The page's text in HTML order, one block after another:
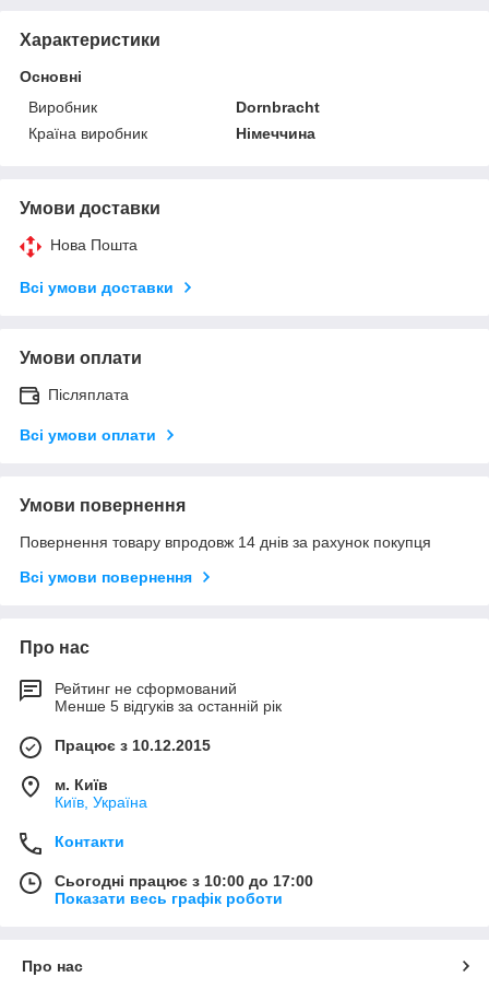
Характеристики
Основні
Виробник
Dornbracht
Країна виробник
Німеччина
Умови доставки
Нова Пошта
Всі умови доставки
Умови оплати
Післяплата
Всі умови оплати
Умови повернення
Повернення товару впродовж 14 днів за рахунок покупця
Всі умови повернення
Про нас
Рейтинг не сформований
Менше 5 відгуків за останній рік
Працює з 10.12.2015
м. Київ
Київ, Україна
Контакти
Сьогодні працює з 10:00 до 17:00
Показати весь графік роботи
Про нас